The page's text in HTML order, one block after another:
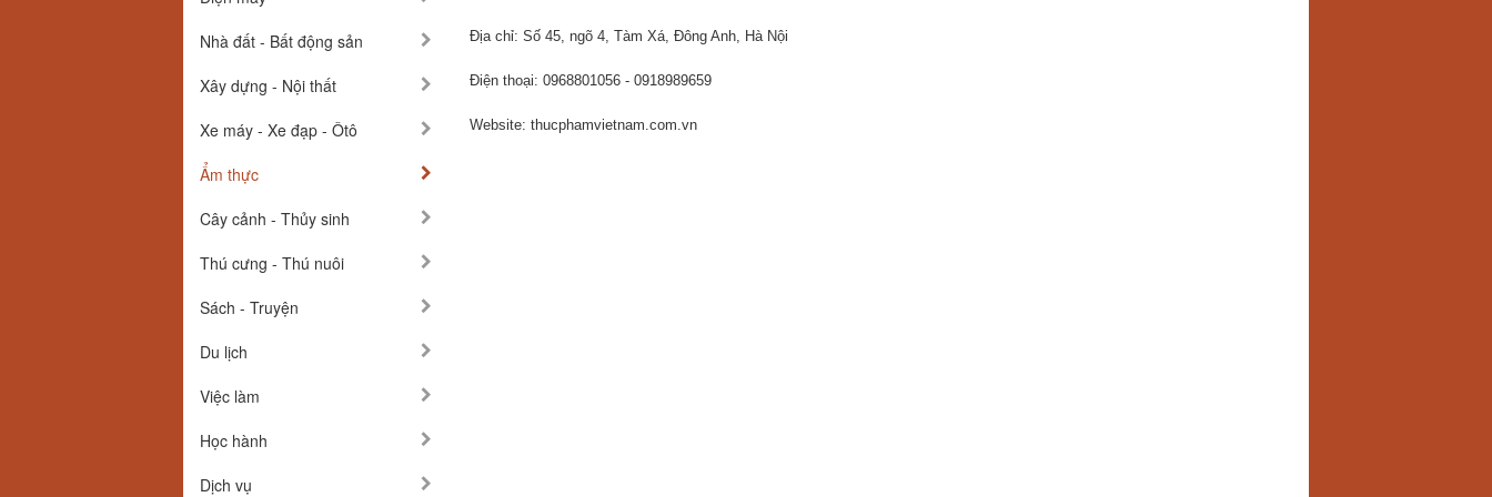
Nhà đất - Bất động sản
Xây dựng - Nội thất
Xe máy - Xe đạp - Ôtô
Ẩm thực
Cây cảnh - Thủy sinh
Thú cưng - Thú nuôi
Sách - Truyện
Du lịch
Việc làm
Học hành
Dịch vụ
Địa chỉ: Số 45, ngõ 4, Tàm Xá, Đông Anh, Hà Nội
Điện thoại: 0968801056 - 0918989659
Website: thucphamvietnam.com.vn